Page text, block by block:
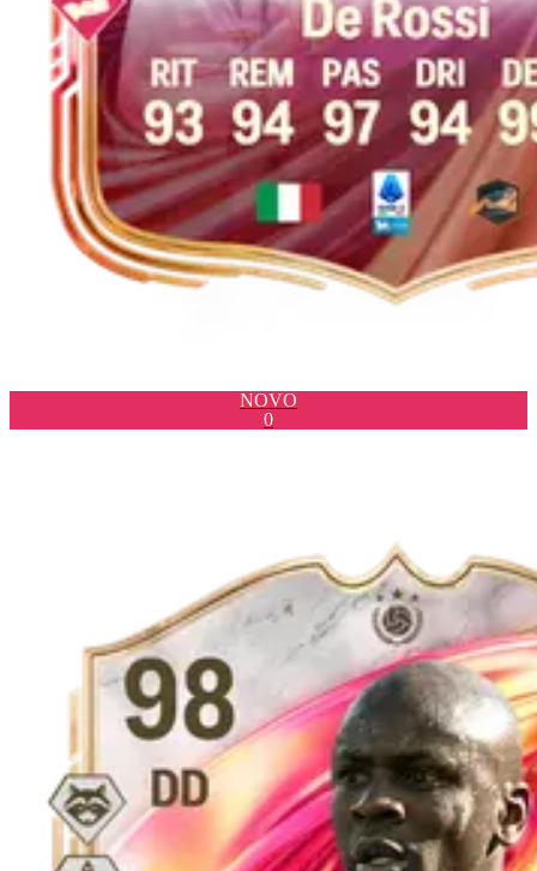
NOVO
0